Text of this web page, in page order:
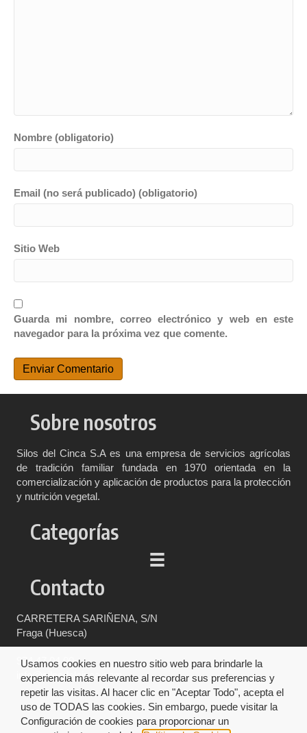
Nombre (obligatorio)
Email (no será publicado) (obligatorio)
Sitio Web
Guarda mi nombre, correo electrónico y web en este
navegador para la próxima vez que comente.
Sobre nosotros
Silos del Cinca S.A es una empresa de servicios agrícolas
de tradición familiar fundada en 1970 orientada en la
comercialización y aplicación de productos para la protección
y nutrición vegetal.
Categorías
Contacto
CARRETERA SARIÑENA, S/N
Fraga (Huesca)
974 47 04 00
info@silosdelcinca.com
Usamos cookies en nuestro sitio web para brindarle la
experiencia más relevante al recordar sus preferencias y
repetir las visitas. Al hacer clic en "Aceptar Todo", acepta el
uso de TODAS las cookies. Sin embargo, puede visitar la
Configuración de cookies para proporcionar un